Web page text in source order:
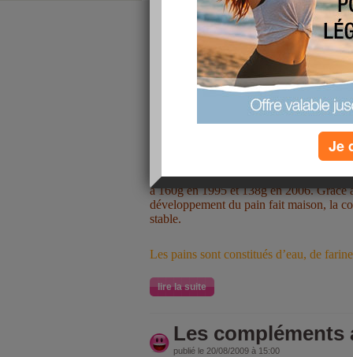
Le pain est un aliment essentiel de
groupe des aliments des céréales,
Le pain a longtemps été l’aliment
consommation de pain est passée de
à 160g en 1995 et 138g en 2006. Grace
développement du pain fait maison, la
stable.
Les pains sont constitués d’eau, de
lire la suite
Les compléments
publié le 20/08/2009 à 15:00
Je